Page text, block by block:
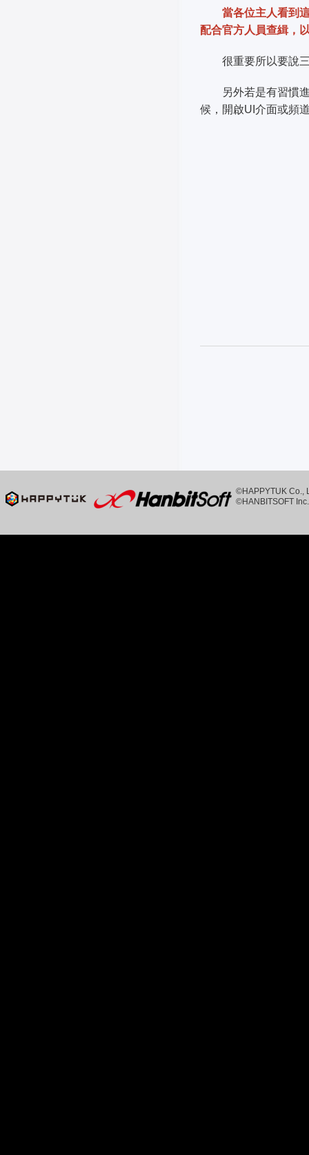
當各位主人看到
配合官方人員查緝，
很重要所以要說三
另外若是有習慣進
候，開啟UI介面或頻
©HAPPYTUK Co.,
©HANBITSOFT